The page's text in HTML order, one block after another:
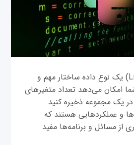
در پایتون، لیست (List) یک نوع داده‌ ساختار مهم و
امکان می‌دهد تعداد متغیرهای
در یک مجموعه ذخیره کنید.
و عملکردهایی هستند که
از مسائل و برنامه‌ها مفید